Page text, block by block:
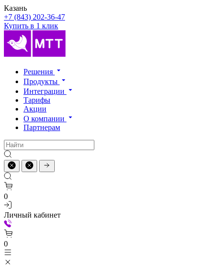
Казань
+7 (843) 202-36-47
Купить в 1 клик
Решения
Продукты
Интеграции
Тарифы
Акции
О компании
Партнерам
0
Личный кабинет
0